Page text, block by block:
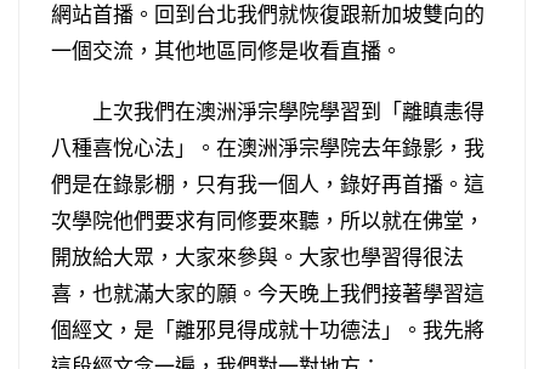
網站首播。回到台北我們就恢復跟新加坡雙向的
一個交流，其他地區同修是收看直播。
上次我們在澳洲淨宗學院學習到「離瞋恚得
八種喜悅心法」。在澳洲淨宗學院去年錄影，我
們是在錄影棚，只有我一個人，錄好再首播。這
次學院他們要求有同修要來聽，所以就在佛堂，
開放給大眾，大家來參與。大家也學習得很法
喜，也就滿大家的願。今天晚上我們接著學習這
個經文，是「離邪見得成就十功德法」。我先將